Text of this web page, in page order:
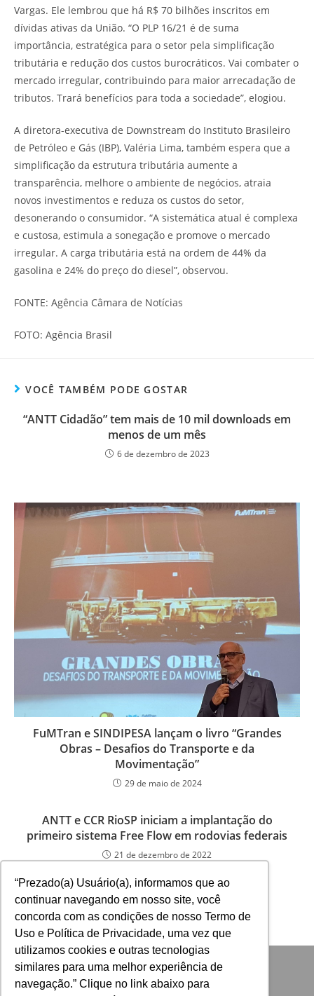
“Prezado(a) Usuário(a), informamos que ao
continuar navegando em nosso site, você
concorda com as condições de nosso Termo de
Uso e Política de Privacidade, uma vez que
utilizamos cookies e outras tecnologias
similares para uma melhor experiência de
navegação.” Clique no link abaixo para
Vargas. Ele lembrou que há R$ 70 bilhões inscritos em
dívidas ativas da União. “O PLP 16/21 é de suma
importância, estratégica para o setor pela simplificação
tributária e redução dos custos burocráticos. Vai combater o
mercado irregular, contribuindo para maior arrecadação de
tributos. Trará benefícios para toda a sociedade”, elogiou.
A diretora-executiva de Downstream do Instituto Brasileiro
de Petróleo e Gás (IBP), Valéria Lima, também espera que a
simplificação da estrutura tributária aumente a
transparência, melhore o ambiente de negócios, atraia
novos investimentos e reduza os custos do setor,
desonerando o consumidor. “A sistemática atual é complexa
e custosa, estimula a sonegação e promove o mercado
irregular. A carga tributária está na ordem de 44% da
gasolina e 24% do preço do diesel”, observou.
FONTE: Agência Câmara de Notícias
FOTO: Agência Brasil
VOCÊ TAMBÉM PODE GOSTAR
“ANTT Cidadão” tem mais de 10 mil downloads em
menos de um mês
6 de dezembro de 2023
FuMTran e SINDIPESA lançam o livro “Grandes
Obras – Desafios do Transporte e da
Movimentação”
29 de maio de 2024
ANTT e CCR RioSP iniciam a implantação do
primeiro sistema Free Flow em rodovias federais
21 de dezembro de 2022